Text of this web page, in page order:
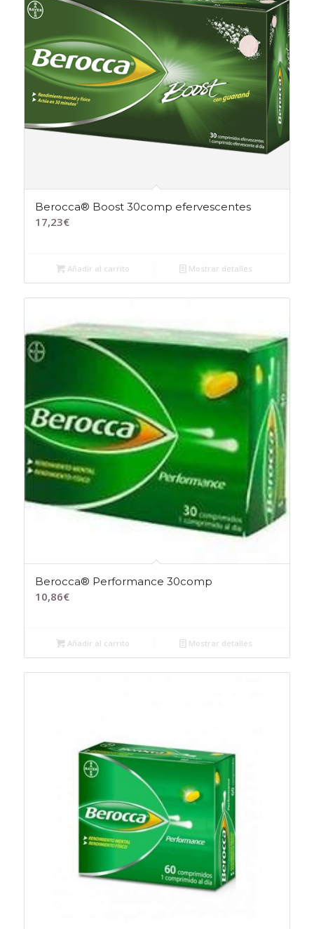
Berocca® Boost 30comp efervescentes
17,23€
Añadir al carrito Mostrar detalles
Berocca® Performance 30comp
10,86€
Añadir al carrito Mostrar detalles